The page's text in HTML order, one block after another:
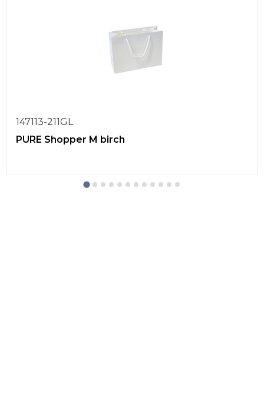
147113-211GL
PURE Shopper M birch